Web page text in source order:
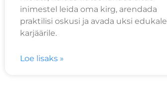
inimestel leida oma kirg, arendada
praktilisi oskusi ja avada uksi edukale
karjäärile.
Loe lisaks »